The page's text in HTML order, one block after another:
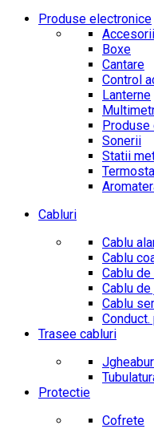
Produse electronice
Boxe
Cantare
Control
Lanterne
Produse
Sonerii
Statii
Cabluri
Cablu
Cablu
Cablu
Cablu
Cablu
Conduct.
Trasee cabluri
Protectie
Cofrete